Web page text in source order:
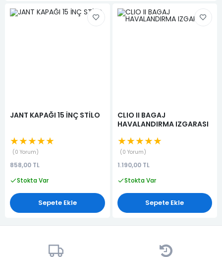
JANT KAPAĞI 15 İNÇ STİLO
★★★★★
0 Yorum
858,00 TL
Stokta Var
Sepete Ekle
CLIO II BAGAJ
HAVALANDIRMA IZGARASI
★★★★★
0 Yorum
1.190,00 TL
Stokta Var
Sepete Ekle